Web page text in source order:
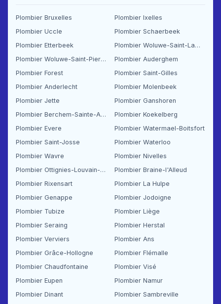
Plombier Bruxelles
Plombier Ixelles
Plombier Uccle
Plombier Schaerbeek
Plombier Etterbeek
Plombier Woluwe-Saint-Lambert
Plombier Woluwe-Saint-Pierre
Plombier Auderghem
Plombier Forest
Plombier Saint-Gilles
Plombier Anderlecht
Plombier Molenbeek
Plombier Jette
Plombier Ganshoren
Plombier Berchem-Sainte-Agathe
Plombier Koekelberg
Plombier Evere
Plombier Watermael-Boitsfort
Plombier Saint-Josse
Plombier Waterloo
Plombier Wavre
Plombier Nivelles
Plombier Ottignies-Louvain-la-Neuve
Plombier Braine-l'Alleud
Plombier Rixensart
Plombier La Hulpe
Plombier Genappe
Plombier Jodoigne
Plombier Tubize
Plombier Liège
Plombier Seraing
Plombier Herstal
Plombier Verviers
Plombier Ans
Plombier Grâce-Hollogne
Plombier Flémalle
Plombier Chaudfontaine
Plombier Visé
Plombier Eupen
Plombier Namur
Plombier Dinant
Plombier Sambreville